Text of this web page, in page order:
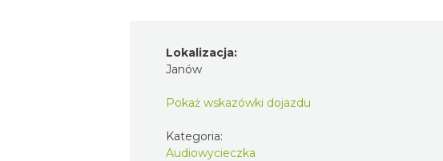
Lokalizacja:
Janów
Pokaż wskazówki dojazdu
Kategoria:
Audiowycieczka